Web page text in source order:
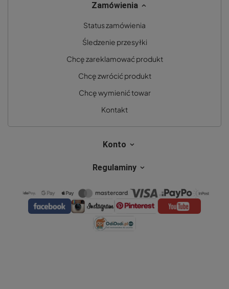
Zamówienia
Status zamówienia
Śledzenie przesyłki
Chcę zareklamować produkt
Chcę zwrócić produkt
Chcę wymienić towar
Kontakt
Konto
Regulaminy